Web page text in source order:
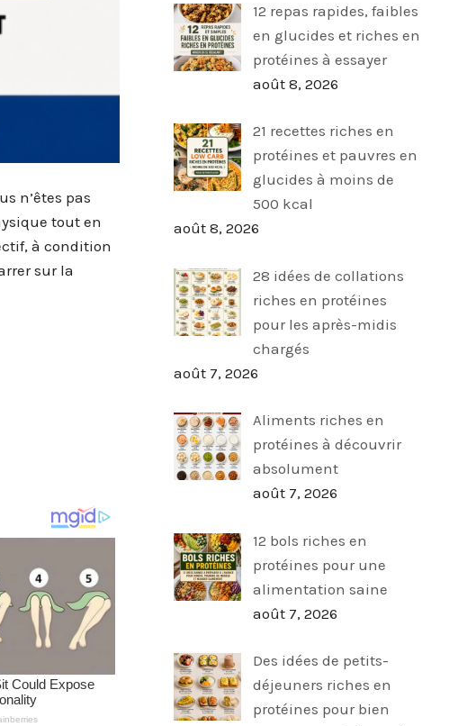
n’êtes pas
tout en
à condition
sur la
12 repas rapides, faibles
en glucides et riches en
protéines à essayer
août 8, 2026
21 recettes riches en
protéines et pauvres en
glucides à moins de
500 kcal
août 8, 2026
28 idées de collations
riches en protéines
pour les après-midis
chargés
août 7, 2026
Aliments riches en
protéines à découvrir
absolument
août 7, 2026
12 bols riches en
protéines pour une
alimentation saine
août 7, 2026
Des idées de petits-
déjeuners riches en
protéines pour bien